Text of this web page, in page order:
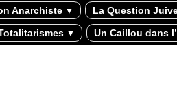
Anarchiste ▼ La Question
▼ Un Caillou dans